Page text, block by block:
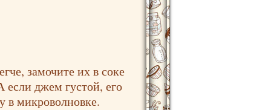
замочите их в соке
джем густой, его
в микроволновке.